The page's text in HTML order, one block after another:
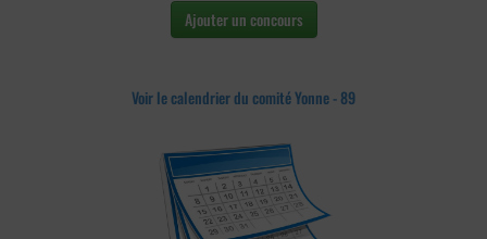
Ajouter un concours
Voir le calendrier du comité Yonne - 89